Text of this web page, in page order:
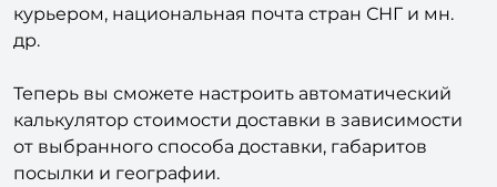
курьером, национальная почта стран СНГ и мн.
др.
Теперь вы сможете настроить автоматический
калькулятор стоимости доставки в зависимости
от выбранного способа доставки, габаритов
посылки и географии.